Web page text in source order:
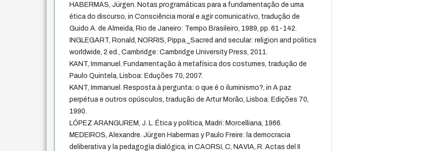
HABERMAS, Jürgen. Notas programáticas para a fundamentação de uma
ética do discurso, in Consciência moral e agir comunicativo, tradução de
Guido A. de Almeida, Rio de Janeiro: Tempo Brasileiro, 1989, pp. 61-142.
INGLEGART, Ronald, NORRIS, Pippa._Sacred and secular: religion and politics
worldwide, 2 ed., Cambridge: Cambridge University Press, 2011.
KANT, Immanuel. Fundamentação à metafísica dos costumes, tradução de
Paulo Quintela, Lisboa: Eduções 70, 2007.
KANT, Immanuel. Resposta à pergunta: o que é o iluminismo?, in A paz
perpétua e outros opúsculos, tradução de Artur Morão, Lisboa: Edições 70,
1990.
LÓPEZ ARANGUREM, J. L. Ética y política, Madri: Morcelliana, 1966.
MEDEIROS, Alexandre. Jürgen Habermas y Paulo Freire: la democracia
deliberativa y la pedagogía dialógica, in CAORSI, C, NAVIA, R. Actas del II